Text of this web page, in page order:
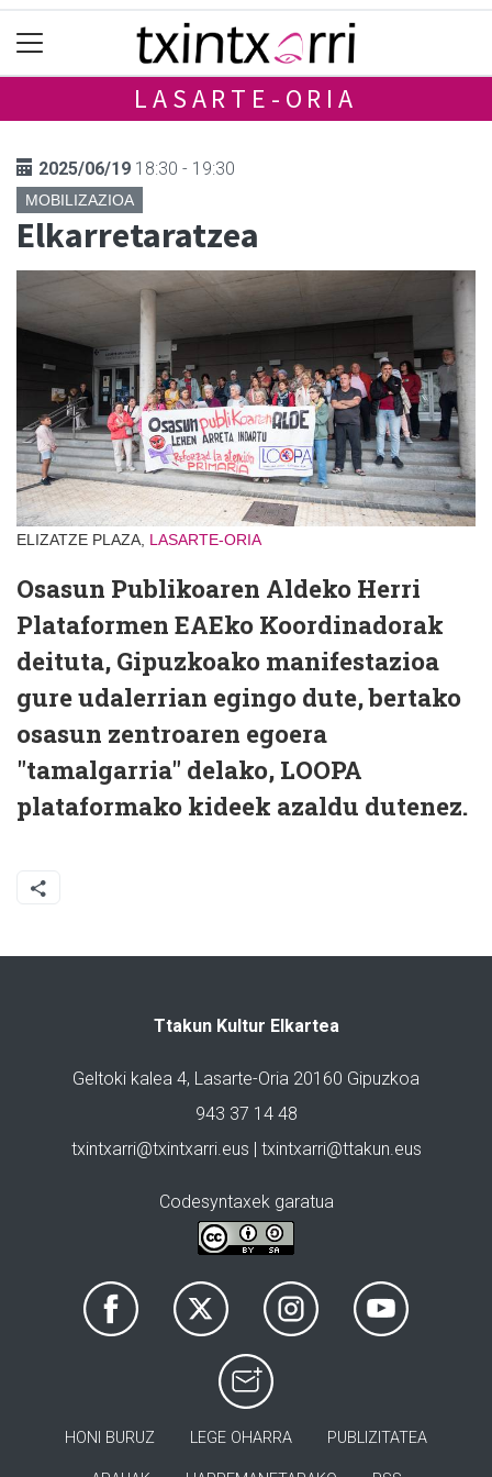
LASARTE-ORIA
2025/06/19 18:30 - 19:30
MOBILIZAZIOA
Elkarretaratzea
ELIZATZE PLAZA, LASARTE-ORIA
Osasun Publikoaren Aldeko Herri
Plataformen EAEko Koordinadorak
deituta, Gipuzkoako manifestazioa
gure udalerrian egingo dute, bertako
osasun zentroaren egoera
"tamalgarria" delako, LOOPA
plataformako kideek azaldu dutenez.
Ttakun Kultur Elkartea
Geltoki kalea 4, Lasarte-Oria 20160 Gipuzkoa
943 37 14 48
txintxarri@txintxarri.eus | txintxarri@ttakun.eus
Codesyntaxek garatua
HONI BURUZ LEGE OHARRA PUBLIZITATEA